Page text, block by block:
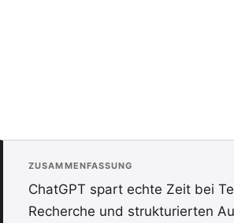
ZUSAMMENFASSUNG
ChatGPT spart echte Zeit bei
Recherche und strukturierten